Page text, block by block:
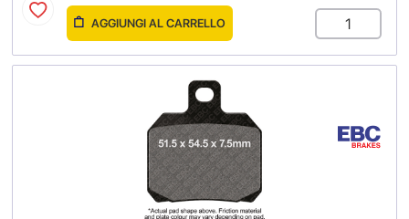
AGGIUNGI AL CARRELLO